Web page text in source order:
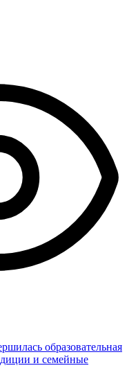
образовательная
и семейные